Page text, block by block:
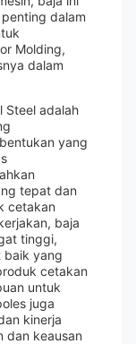
dalam
Molding,
dalam
Steel adalah
yang
tepat dan
cetakan
baja
tinggi,
baik yang
cetakan
untuk
juga
kinerja
dan keausan